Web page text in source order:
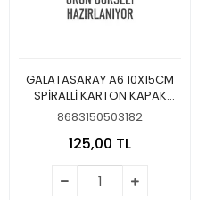
GALATASARAY A6 10X15CM
SPİRALLİ KARTON KAPAK
DEFTER
8683150503182
125,00 TL